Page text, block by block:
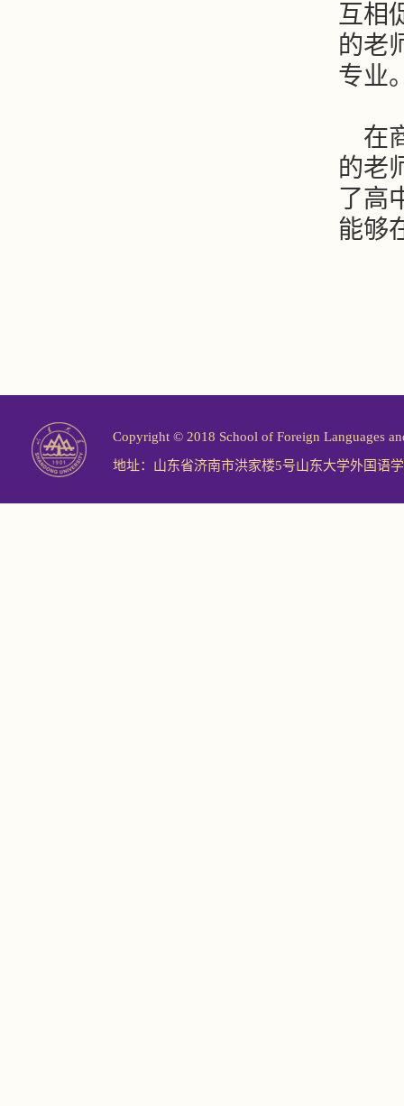
互相
的老
专业
在
的老
了高
能够
Copyright © 2018 School of Foreign Languages
地址：山东省济南市洪家楼5号山东大学外国语